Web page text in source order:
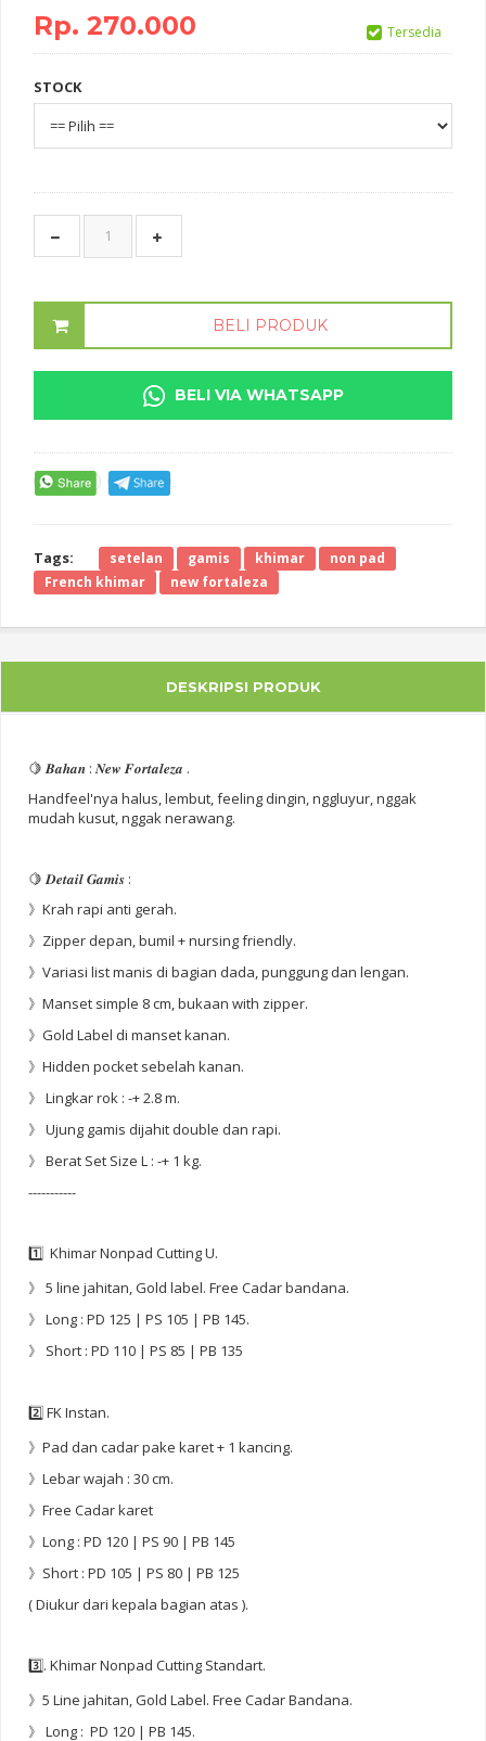
Rp. 270.000 Tersedia
STOCK
BELI PRODUK
BELI VIA WHATSAPP
Tags: setelan gamis khimar
non pad
French khimar
new fortaleza
DESKRIPSI PRODUK
🍋 𝑩𝒂𝒉𝒂𝒏 : 𝑵𝒆𝒘 𝑭𝒐𝒓𝒕𝒂𝒍𝒆𝒛𝒂 .
Handfeel'nya halus, lembut, feeling dingin, nggluyur, nggak
mudah kusut, nggak nerawang.
🍋 𝑫𝒆𝒕𝒂𝒊𝒍 𝑮𝒂𝒎𝒊𝒔 :
》Krah rapi anti gerah.
》Zipper depan, bumil + nursing friendly.
》Variasi list manis di bagian dada, punggung dan lengan.
》Manset simple 8 cm, bukaan with zipper.
》Gold Label di manset kanan.
》Hidden pocket sebelah kanan.
》 Lingkar rok : -+ 2.8 m.
》 Ujung gamis dijahit double dan rapi.
》 Berat Set Size L : -+ 1 kg.
-----------
1️⃣ Khimar Nonpad Cutting U.
》 5 line jahitan, Gold label. Free Cadar bandana.
》 Long : PD 125 | PS 105 | PB 145.
》 Short : PD 110 | PS 85 | PB 135
2️⃣ FK Instan.
》Pad dan cadar pake karet + 1 kancing.
》Lebar wajah : 30 cm.
》Free Cadar karet
》Long : PD 120 | PS 90 | PB 145
》Short : PD 105 | PS 80 | PB 125
( Diukur dari kepala bagian atas ).
3️⃣. Khimar Nonpad Cutting Standart.
》5 Line jahitan, Gold Label. Free Cadar Bandana.
》 Long : PD 120 | PB 145.